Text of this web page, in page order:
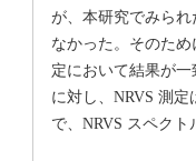
が、本研究でみら
なかった。そのた
定において結果が
に対し、NRVS 測
で、NRVS スペクト